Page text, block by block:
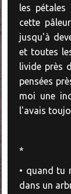
les pétales
cette
jusqu'à
et toutes
livide près
pensées
moi une
l'avais
*
• quand tu
dans un